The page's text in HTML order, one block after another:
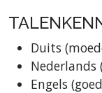
Duits
Nederlands
Engels